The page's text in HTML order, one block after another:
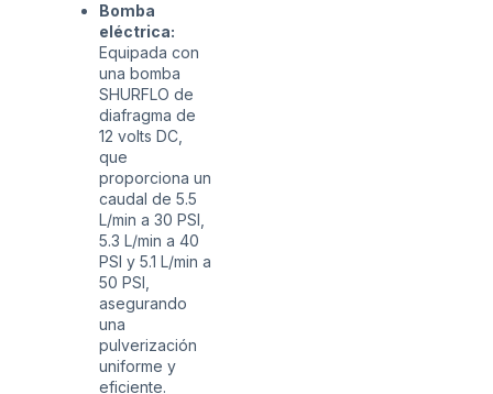
Bomba
eléctrica:
Equipada con
una bomba
SHURFLO de
diafragma de
12 volts DC,
que
proporciona un
caudal de 5.5
L/min a 30 PSI,
5.3 L/min a 40
PSI y 5.1 L/min a
50 PSI,
asegurando
una
pulverización
uniforme y
eficiente.